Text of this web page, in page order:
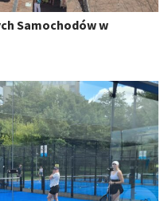
Samochodów w